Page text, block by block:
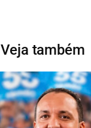
Veja também